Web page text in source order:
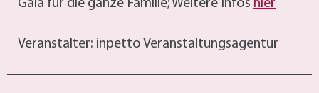
Gala für die ganze Familie; Weitere Infos hier
Veranstalter: inpetto Veranstaltungsagentur